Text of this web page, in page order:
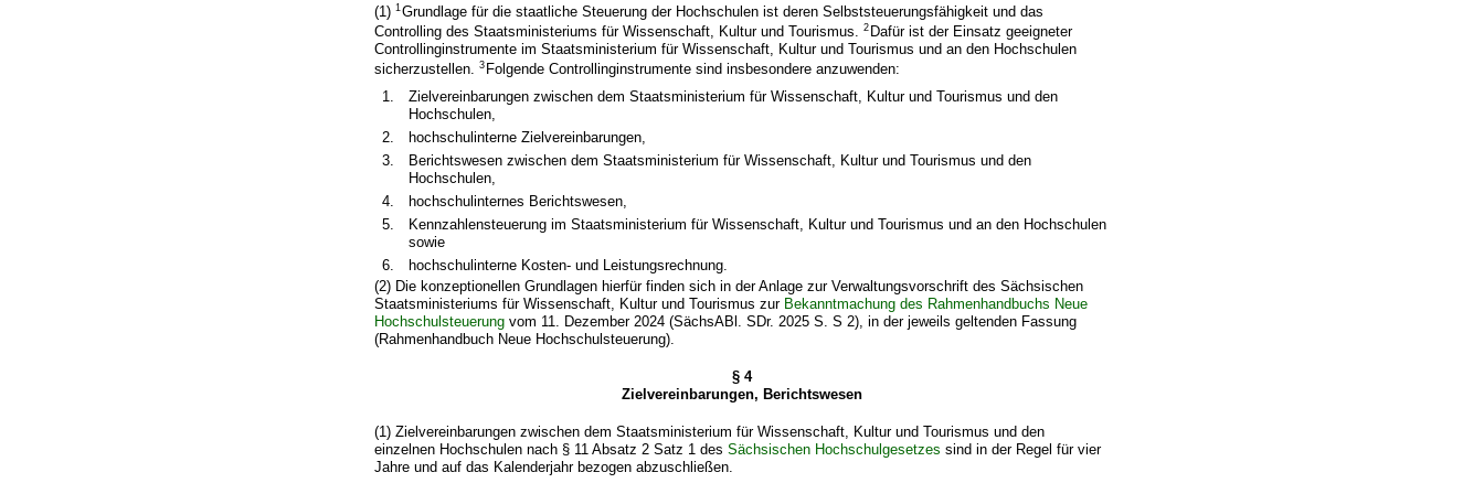
(1)1 Grundlage für die staatliche Steuerung der Hochschulen ist deren Selbststeuerungsfähigkeit und das
Controlling des Staatsministeriums für Wissenschaft, Kultur und Tourismus.2 Dafür ist der Einsatz geeigneter
Controllinginstrumente im Staatsministerium für Wissenschaft, Kultur und Tourismus und an den Hochschulen
sicherzustellen.3 Folgende Controllinginstrumente sind insbesondere anzuwenden:
1.
Zielvereinbarungen zwischen dem Staatsministerium für Wissenschaft, Kultur und Tourismus und den
Hochschulen,
2.
hochschulinterne Zielvereinbarungen,
3.
Berichtswesen zwischen dem Staatsministerium für Wissenschaft, Kultur und Tourismus und den
Hochschulen,
4.
hochschulinternes Berichtswesen,
5.
Kennzahlensteuerung im Staatsministerium für Wissenschaft, Kultur und Tourismus und an den Hochschulen
sowie
6.
hochschulinterne Kosten- und Leistungsrechnung.
(2) Die konzeptionellen Grundlagen hierfür finden sich in der Anlage zur Verwaltungsvorschrift des Sächsischen
Staatsministeriums für Wissenschaft, Kultur und Tourismus zur Bekanntmachung des Rahmenhandbuchs Neue
Hochschulsteuerung vom 11. Dezember 2024 (SächsABl. SDr. 2025 S. S 2), in der jeweils geltenden Fassung
(Rahmenhandbuch Neue Hochschulsteuerung).
§ 4
Zielvereinbarungen, Berichtswesen
(1) Zielvereinbarungen zwischen dem Staatsministerium für Wissenschaft, Kultur und Tourismus und den
einzelnen Hochschulen nach § 11 Absatz 2 Satz 1 desSächsischen Hochschulgesetzes sind in der Regel für vier
Jahre und auf das Kalenderjahr bezogen abzuschließen.